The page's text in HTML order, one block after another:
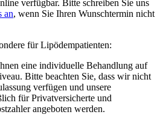
verfügbar. Bitte schreiben Sie uns
an, wenn Sie Ihren Wunschtermin nicht
für Lipödempatienten:
eine individuelle Behandlung auf
Bitte beachten Sie, dass wir nicht
verfügen und unsere
für Privatversicherte und
angeboten werden.